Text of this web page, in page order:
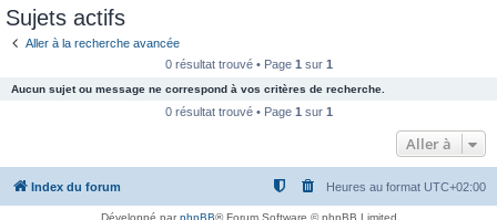
c
e
Sujets actifs
Aller à la recherche avancée
0 résultat trouvé • Page 1 sur 1
Aucun sujet ou message ne correspond à vos critères de recherche.
0 résultat trouvé • Page 1 sur 1
Aller à
Index du forum Heures au format UTC+02:00
Développé parphpBB® Forum Software © phpBB Limited